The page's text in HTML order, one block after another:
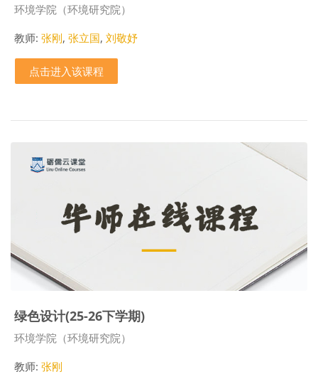
课程类别
环境学院（环境研究院）
教师: 张刚, 张立国, 刘敬妤
点击进入该课程
绿色设计(25-26下学期)
课程类别
环境学院（环境研究院）
教师: 张刚